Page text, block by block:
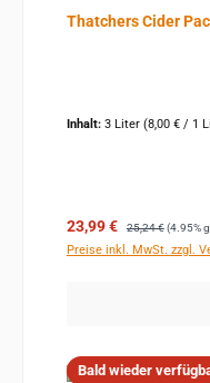
Thatchers Cider
Inhalt: 3 Liter (8,00 € / 1
Verkaufspreis:
23,99 € Regulärer Preis:
25,24 € (4.95%
Preise inkl. MwSt. zzgl.
Bald wieder